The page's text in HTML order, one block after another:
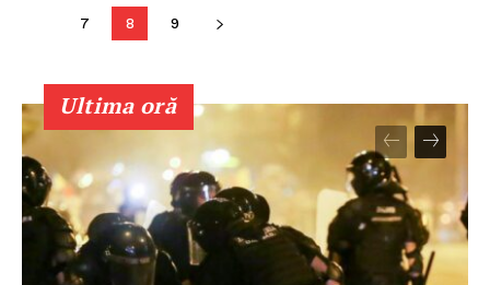
7 8 9
Ultima oră